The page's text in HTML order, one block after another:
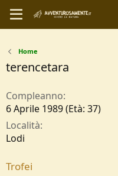
Home
terencetara
Compleanno
6 Aprile 1989 (Età: 37)
Località
Lodi
Trofei